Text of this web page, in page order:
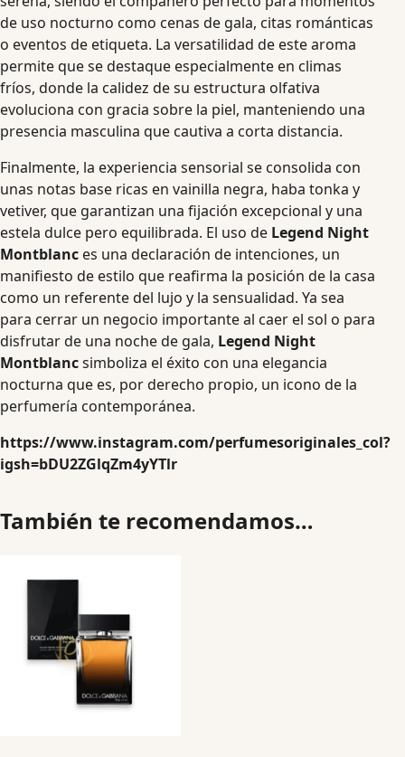
de uso nocturno como cenas de gala, citas románticas
o eventos de etiqueta. La versatilidad de este aroma
permite que se destaque especialmente en climas
fríos, donde la calidez de su estructura olfativa
evoluciona con gracia sobre la piel, manteniendo una
presencia masculina que cautiva a corta distancia.
Finalmente, la experiencia sensorial se consolida con
unas notas base ricas en vainilla negra, haba tonka y
vetiver, que garantizan una fijación excepcional y una
estela dulce pero equilibrada. El uso de Legend Night
Montblanc es una declaración de intenciones, un
manifiesto de estilo que reafirma la posición de la casa
como un referente del lujo y la sensualidad. Ya sea
para cerrar un negocio importante al caer el sol o para
disfrutar de una noche de gala, Legend Night
Montblancsimboliza el éxito con una elegancia
nocturna que es, por derecho propio, un icono de la
perfumería contemporánea.
https://www.instagram.com/perfumesoriginales_col?
igsh=bDU2ZGlqZm4yYTlr
También te recomendamos…